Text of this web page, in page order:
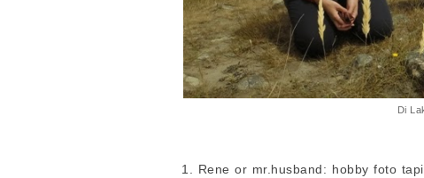
Di
1. Rene or mr.husband: hobby foto